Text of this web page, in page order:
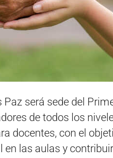
será sede del
de todos los
docentes, con el
las aulas y